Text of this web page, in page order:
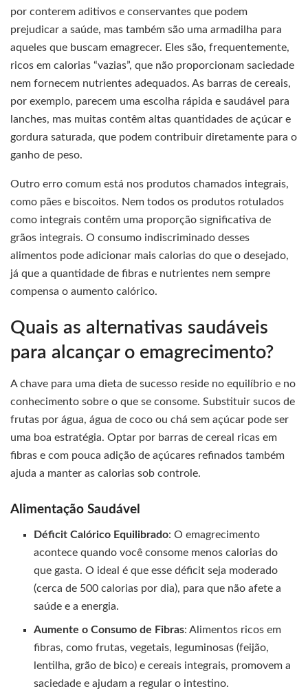
por conterem aditivos e conservantes que podem
prejudicar a saúde, mas também são uma armadilha para
aqueles que buscam emagrecer. Eles são, frequentemente,
ricos em calorias “vazias”, que não proporcionam saciedade
nem fornecem nutrientes adequados. As barras de cereais,
por exemplo, parecem uma escolha rápida e saudável para
lanches, mas muitas contêm altas quantidades de açúcar e
gordura saturada, que podem contribuir diretamente para o
ganho de peso.
Outro erro comum está nos produtos chamados integrais,
como pães e biscoitos. Nem todos os produtos rotulados
como integrais contêm uma proporção significativa de
grãos integrais. O consumo indiscriminado desses
alimentos pode adicionar mais calorias do que o desejado,
já que a quantidade de fibras e nutrientes nem sempre
compensa o aumento calórico.
Quais as alternativas saudáveis
para alcançar o emagrecimento?
A chave para uma dieta de sucesso reside no equilíbrio e no
conhecimento sobre o que se consome. Substituir sucos de
frutas por água, água de coco ou chá sem açúcar pode ser
uma boa estratégia. Optar por barras de cereal ricas em
fibras e com pouca adição de açúcares refinados também
ajuda a manter as calorias sob controle.
Alimentação Saudável
Déficit Calórico Equilibrado: O emagrecimento
acontece quando você consome menos calorias do
que gasta. O ideal é que esse déficit seja moderado
(cerca de 500 calorias por dia), para que não afete a
saúde e a energia.
Aumente o Consumo de Fibras: Alimentos ricos em
fibras, como frutas, vegetais, leguminosas (feijão,
lentilha, grão de bico) e cereais integrais, promovem a
saciedade e ajudam a regular o intestino.